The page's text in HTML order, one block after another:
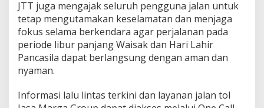
JTT juga mengajak seluruh pengguna jalan untuk
tetap mengutamakan keselamatan dan menjaga
fokus selama berkendara agar perjalanan pada
periode libur panjang Waisak dan Hari Lahir
Pancasila dapat berlangsung dengan aman dan
nyaman.
Informasi lalu lintas terkini dan layanan jalan tol